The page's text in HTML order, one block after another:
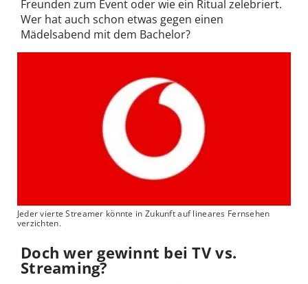
Freunden zum Event oder wie ein Ritual zelebriert.
Wer hat auch schon etwas gegen einen
Mädelsabend mit dem Bachelor?
Jeder vierte Streamer könnte in Zukunft auf lineares Fernsehen
verzichten.
Doch wer gewinnt bei TV vs.
Streaming?